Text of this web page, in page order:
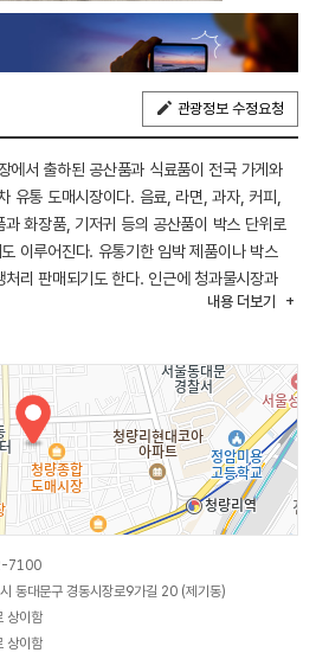
관광정보 수정요청
에서 출하된 공산품과 식료품이 전국 가게와
유통 도매시장이다. 음료, 라면, 과자, 커피,
화장품, 기저귀 등의 공산품이 박스 단위로
이루어진다. 유통기한 임박 제품이나 박스
리 판매되기도 한다. 인근에 청과물시장과
편리하다. 시장은 1호선 청량리역 1번
내용 더보기
7100
동대문구 경동시장로9가길 20 (제기동)
상이함
상이함